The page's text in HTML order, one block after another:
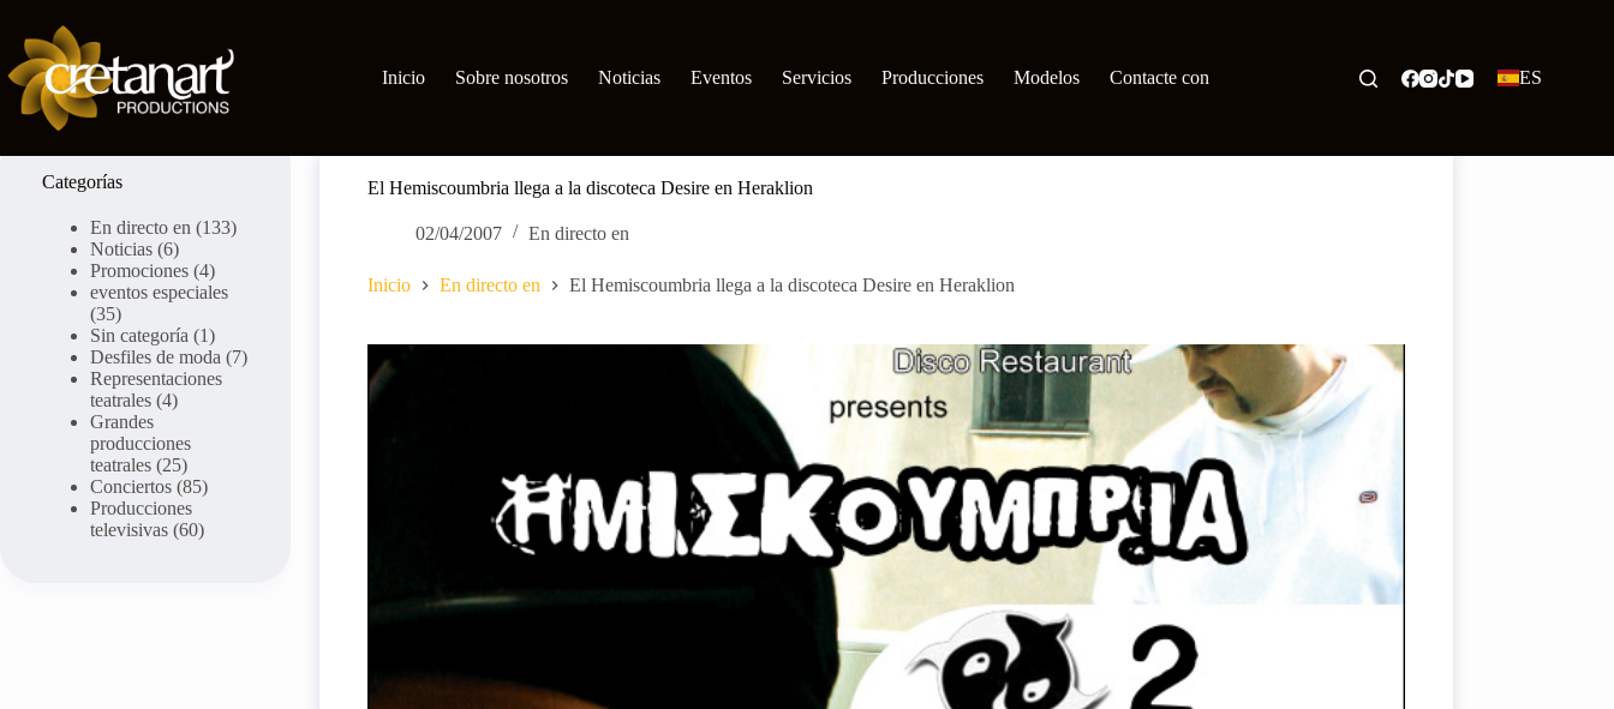
contenido
Inicio
Sobre nosotros Noticias Eventos Servicios Producciones Modelos Contacte con ES
El Hemiscoumbria llega a la discoteca Desire en Heraklion
02/04/2007 En directo en
Inicio En directo en El Hemiscoumbria llega a la discoteca Desire en Heraklion
Categorías
En directo en (133)
Noticias (6)
Promociones (4)
eventos especiales
(35)
Sin categoría (1)
Desfiles de moda (7)
Representaciones
teatrales (4)
Grandes
producciones
teatrales (25)
Conciertos (85)
Producciones
televisivas (60)